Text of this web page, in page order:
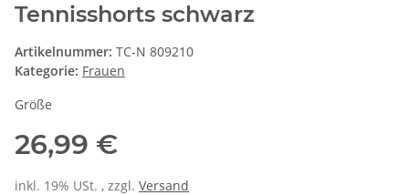
Tennisshorts schwarz
Artikelnummer: TC-N 809210
Kategorie: Frauen
Größe
26,99 €
inkl. 19% USt. , zzgl. Versand